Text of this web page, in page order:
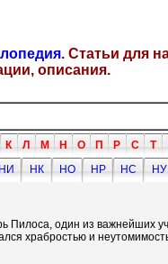
. Статьи для
описания.
К Л М Н О П Р С Т
НИ НК НО НР НС
НУ
Пилоса, один из важнейших
храбростью и